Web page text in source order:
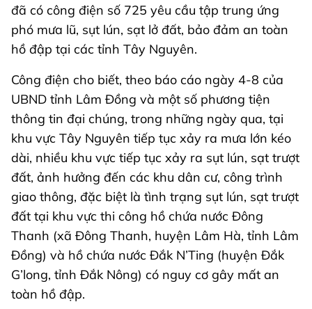
đã có công điện số 725 yêu cầu tập trung ứng
phó mưa lũ, sụt lún, sạt lở đất, bảo đảm an toàn
hồ đập tại các tỉnh Tây Nguyên.
Công điện cho biết, theo báo cáo ngày 4-8 của
UBND tỉnh Lâm Đồng và một số phương tiện
thông tin đại chúng, trong những ngày qua, tại
khu vực Tây Nguyên tiếp tục xảy ra mưa lớn kéo
dài, nhiều khu vực tiếp tục xảy ra sụt lún, sạt trượt
đất, ảnh hưởng đến các khu dân cư, công trình
giao thông, đặc biệt là tình trạng sụt lún, sạt trượt
đất tại khu vực thi công hồ chứa nước Đông
Thanh (xã Đông Thanh, huyện Lâm Hà, tỉnh Lâm
Đồng) và hồ chứa nước Đắk N’Ting (huyện Đắk
G’long, tỉnh Đắk Nông) có nguy cơ gây mất an
toàn hồ đập.